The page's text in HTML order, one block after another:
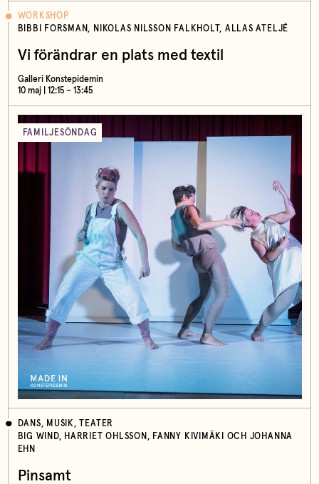
WORKSHOP
BIBBI FORSMAN, NIKOLAS NILSSON FALKHOLT, ALLAS ATELJÉ
Vi förändrar en plats med textil
Galleri Konstepidemin
10 maj | 12:15 – 13:45
FAMILJESÖNDAG
DANS, MUSIK, TEATER
BIG WIND, HARRIET OHLSSON, FANNY KIVIMÄKI OCH JOHANNA
EHN
Pinsamt